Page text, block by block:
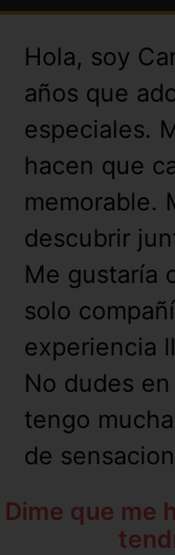
Hola, soy
años que
especiales.
hacen que
memorable.
descubrir
Me gustaría
solo
experiencia
No dudes
tengo
de
Dime que me